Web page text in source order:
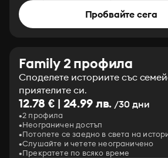
Пробвайте сега
Family 2 профила
Споделете историите със
приятелите си.
12.78 € | 24.99 лв. /30 дни
2 профила
Неограничен достъп
Потопете се заедно в света на
Слушайте и четете неограничено
Прекратете по всяко време